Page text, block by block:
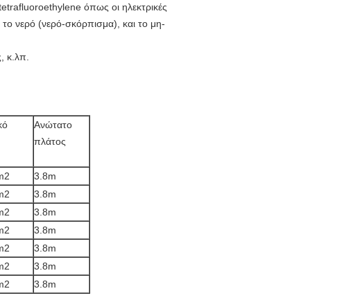
όπως οι ηλεκτρικές
το νερό (νερό-σκόρπισμα), και το μη-
κ.λπ.
Ανώτατο
πλάτος
3.8m
3.8m
3.8m
3.8m
3.8m
3.8m
3.8m